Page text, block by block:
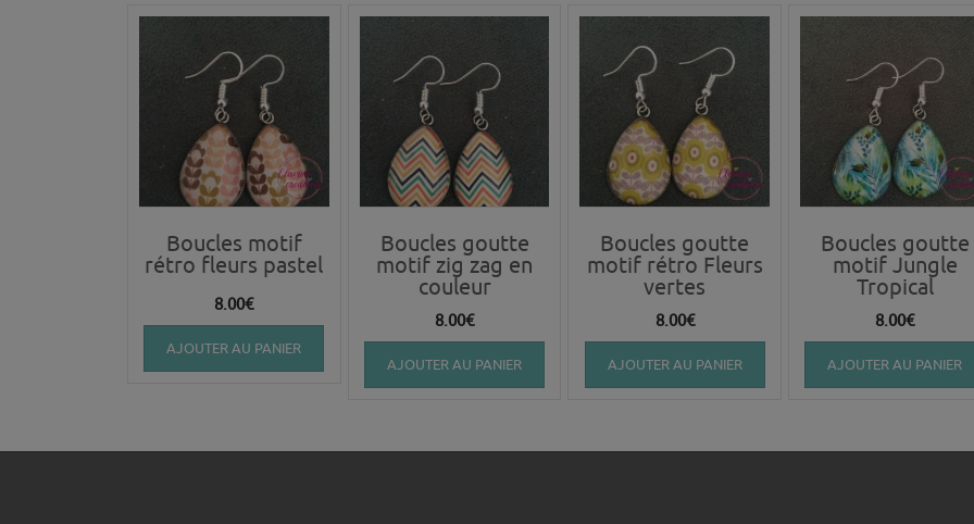
Boucles motif
rétro fleurs pastel
8.00€
AJOUTER AU PANIER
Boucles goutte
motif zig zag en
couleur
8.00€
AJOUTER AU PANIER
Boucles goutte
motif rétro Fleurs
vertes
8.00€
AJOUTER AU PANIER
Boucles goutte
motif Jungle
Tropical
8.00€
AJOUTER AU PANIER